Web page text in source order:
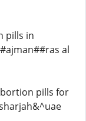
pills in
al
pills for